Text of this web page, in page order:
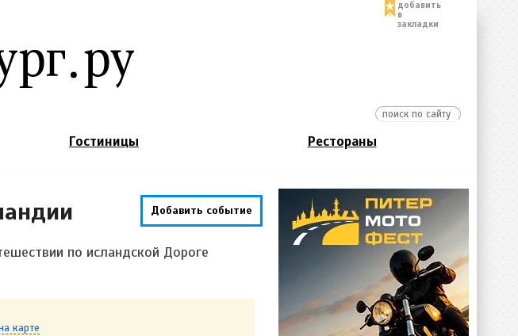
добавить
в
закладки
Гостиницы Рестораны
Добавить событие
по исландской Дороге
карте